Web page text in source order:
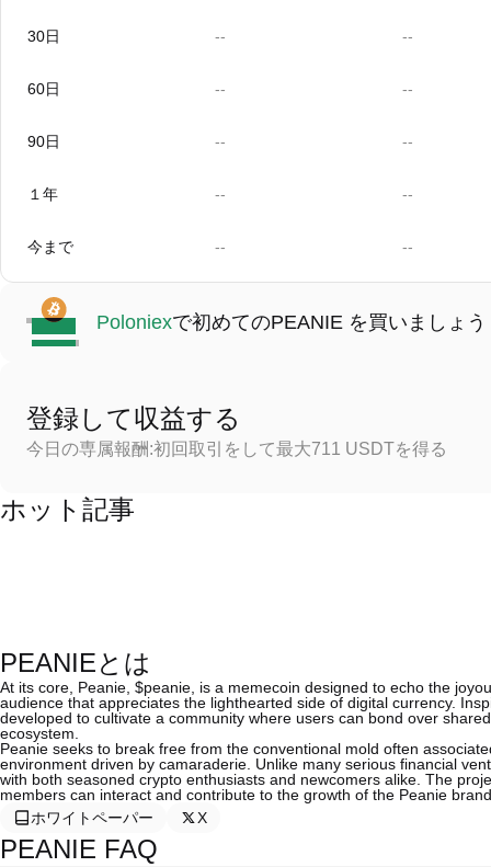
30日 -- --
60日 -- --
90日 -- --
１年 -- --
今まで -- --
Poloniexで初めてのPEANIE を買いましょう
登録して収益する
今日の専属報酬:初回取引をして最大711 USDTを得る
ホット記事
PEANIEとは
At its core, Peanie, $peanie, is a memecoin designed to echo the
audience that appreciates the lighthearted side of digital currency.
developed to cultivate a community where users can bond over
ecosystem.
Peanie seeks to break free from the conventional mold often
environment driven by camaraderie. Unlike many serious financial
with both seasoned crypto enthusiasts and newcomers alike. The
members can interact and contribute to the growth of the Peanie
ホワイトペーパー
X
PEANIE FAQ